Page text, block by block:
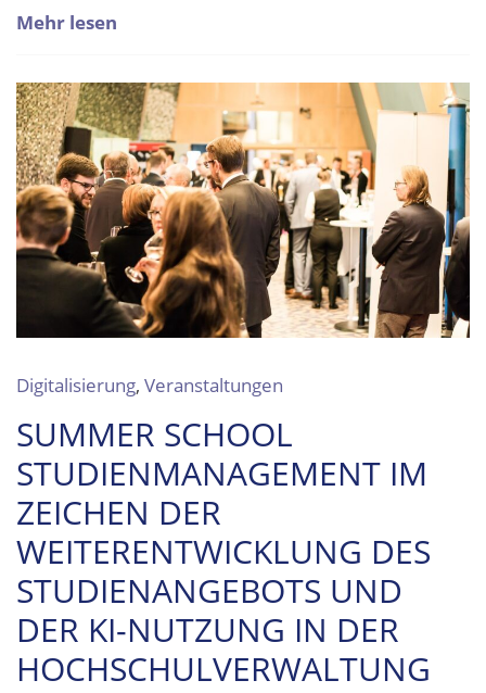
Mehr lesen
Digitalisierung, Veranstaltungen
SUMMER SCHOOL
STUDIENMANAGEMENT IM
ZEICHEN DER
WEITERENTWICKLUNG DES
STUDIENANGEBOTS UND
DER KI-NUTZUNG IN DER
HOCHSCHULVERWALTUNG